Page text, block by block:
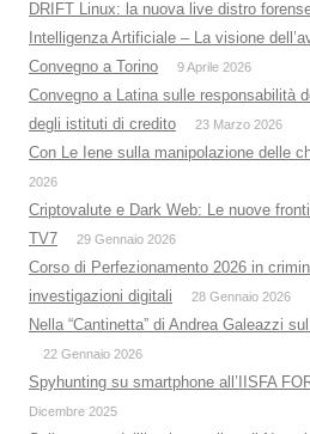
DRIFT Linux: la nuova live distro
Intelligenza Artificiale – La visione
Convegno a Torino
9 Aprile 2026
Convegno a Latina sulle responsabilità
degli istituti di credito
23 Marzo 2026
Con Le Iene sulla manipolazione delle
2026
Criptovalute e Dark Web: Le nuove
TV7
29 Gennaio 2026
Corso di Perfezionamento 2026 in
investigazioni digitali
28 Gennaio 2026
Nella “Cantinetta” di Andrea Galeazzi
22 Gennaio 2026
Spyhunting su smartphone all’IISFA
Dicembre 2025